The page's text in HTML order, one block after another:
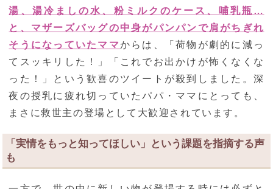
湯、湯冷ましの水、粉ミルクのケース、哺乳瓶…
と、マザーズバッグの中身がパンパンで肩がちぎれ
そうになっていたママからは、「荷物が劇的に減っ
てスッキリした！」「これでお出かけが怖くなくな
った！」という歓喜のツイートが殺到しました。深
夜の授乳に疲れ切っていたパパ・ママにとっても、
まさに救世主の登場として大歓迎されています。
「実情をもっと知ってほしい」という課題を指摘する声
も